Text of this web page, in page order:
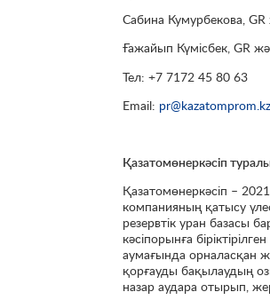
Сабина Кумурбекова,
Ғажайып Күмісбек, GR
Тел: +7 7172 45 80 63
Email: pr@kazatomprom.kz
Қазатомөнеркәсіп
Қазатомөнеркәсіп –
компанияның қатысу
резервтік уран базасы
кәсіпорынға
аумағында орналасқан
қорғауды бақылаудың
назар аудара отырып,